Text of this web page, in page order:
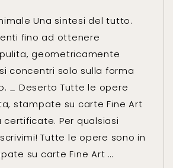
Una sintesi del tutto.
fino ad ottenere
geometricamente
concentri solo sulla forma
_ Deserto Tutte le opere
stampate su carte Fine Art
Per qualsiasi
Tutte le opere sono in
su carte Fine Art …